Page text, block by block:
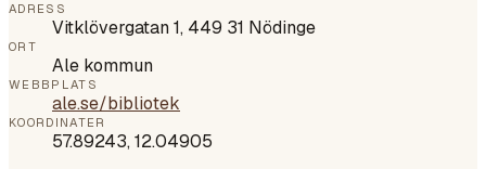
ADRESS
Vitklövergatan 1, 449 31 Nödinge
ORT
Ale kommun
WEBBPLATS
ale.se/bibliotek
KOORDINATER
57.89243,12.04905